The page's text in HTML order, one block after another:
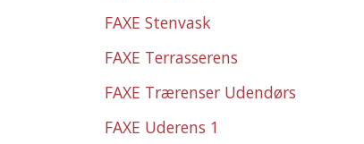
FAXE Stenvask
FAXE Terrasserens
FAXE Trærenser Udendørs
FAXE Uderens 1